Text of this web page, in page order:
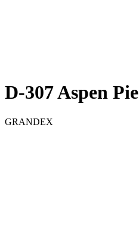
D-307 Aspen Pie
GRANDEX